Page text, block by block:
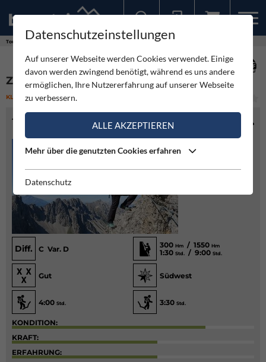
Touren
ZIRLER KLETTERSTEIG
KLETTERSTEIG MITTEL
TOURENINFO
Diff. C Var. D 300 Hm / 1550 Hm
1:30 Std. / 9:00 Std.
Gut Südwest
4:00 Std. 3:30 Std.
KONDITION:
KRAFT:
ERFAHRUNG:
Datenschutzeinstellungen
Auf unserer Webseite werden Cookies verwendet. Einige
davon werden zwingend benötigt, während es uns andere
ermöglichen, Ihre Nutzererfahrung auf unserer Webseite
zu verbessern.
ALLE AKZEPTIEREN
Mehr über die genutzten Cookies erfahren
Datenschutz